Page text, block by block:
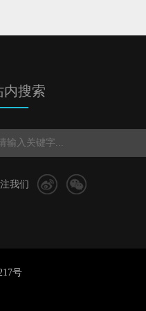
内搜索
我们
号